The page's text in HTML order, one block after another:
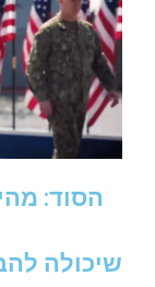
הסוד:
שיכולה